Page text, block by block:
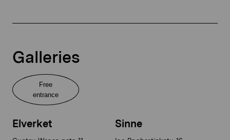
Galleries
Free
entrance
Elverket Sinne